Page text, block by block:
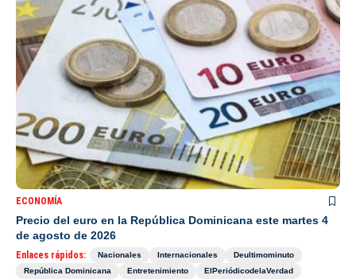
ECONOMÍA
Precio del euro en la República Dominicana este martes 4
de agosto de 2026
Enlaces rápidos: Nacionales Internacionales
Deultimominuto
República Dominicana
Entretenimiento
ElPeriódicodelaVerdad